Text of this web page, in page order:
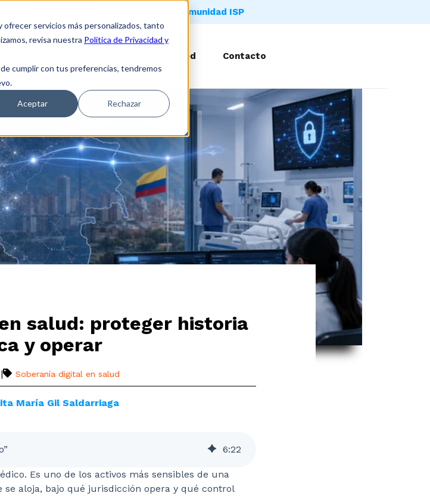
servicios más personalizados, tanto
revisa nuestra Política de Privacidad y
cumplir con tus preferencias, tendremos
Aceptar Rechazar
Comunidad ISP
Cobertura de red Contacto
salud: proteger historia
y operar
| Soberanía digital en salud
María Gil Saldarriaga
6:22
Es uno de los activos más sensibles de una
aloja, bajo qué jurisdicción opera y qué control